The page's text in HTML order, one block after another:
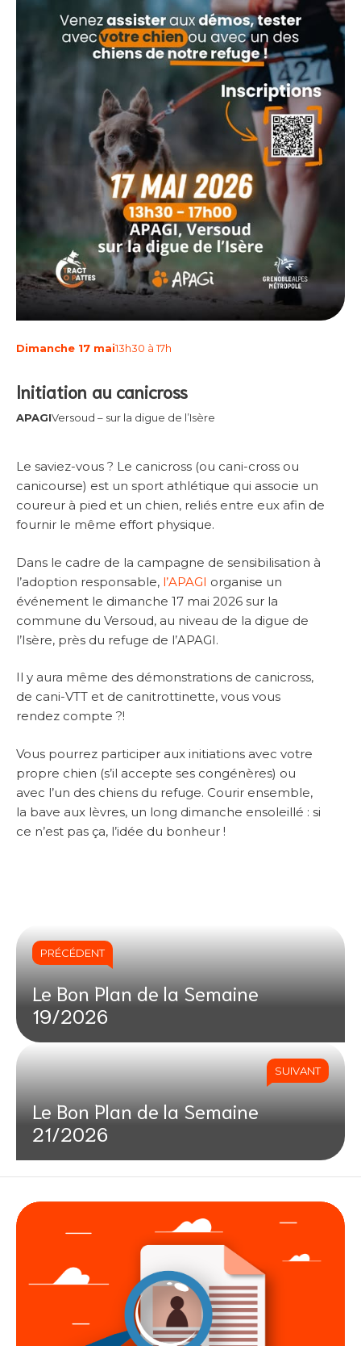
Dimanche 17 mai13h30 à 17h
Initiation au canicross
APAGIVersoud – sur la digue de l’Isère
Le saviez-vous ? Le canicross (ou cani-cross ou
canicourse) est un sport athlétique qui associe un
coureur à pied et un chien, reliés entre eux afin de
fournir le même effort physique.
Dans le cadre de la campagne de sensibilisation à
l’adoption responsable, l’APAGI organise un
événement le dimanche 17 mai 2026 sur la
commune du Versoud, au niveau de la digue de
l’Isère, près du refuge de l’APAGI.
Il y aura même des démonstrations de canicross,
de cani-VTT et de canitrottinette, vous vous
rendez compte ?!
Vous pourrez participer aux initiations avec votre
propre chien (s’il accepte ses congénères) ou
avec l’un des chiens du refuge. Courir ensemble,
la bave aux lèvres, un long dimanche ensoleillé : si
ce n’est pas ça, l’idée du bonheur !
PRÉCÉDENT
Le Bon Plan de la Semaine
19/2026
SUIVANT
Le Bon Plan de la Semaine
21/2026